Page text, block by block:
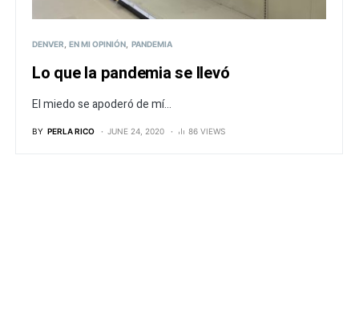
DENVER EN MI OPINIÓN PANDEMIA
Lo que la pandemia se llevó
El miedo se apoderó de mí...
BY PERLA RICO JUNE 24, 2020 86 VIEWS